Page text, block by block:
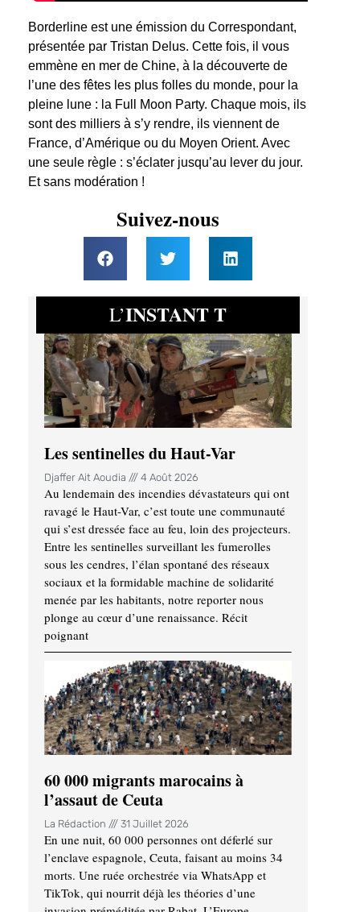
Borderline est une émission du Correspondant,
présentée par Tristan Delus. Cette fois, il vous
emmène en mer de Chine, à la découverte de
l’une des fêtes les plus folles du monde, pour la
pleine lune : la Full Moon Party. Chaque mois, ils
sont des milliers à s’y rendre, ils viennent de
France, d’Amérique ou du Moyen Orient. Avec
une seule règle : s’éclater jusqu’au lever du jour.
Et sans modération !
Suivez-nous
L’INSTANT T
Les sentinelles du Haut-Var
Djaffer Ait Aoudia 4 Août 2026
Au lendemain des incendies dévastateurs qui ont
ravagé le Haut-Var, c’est toute une communauté
qui s’est dressée face au feu, loin des projecteurs.
Entre les sentinelles surveillant les fumerolles
sous les cendres, l’élan spontané des réseaux
sociaux et la formidable machine de solidarité
menée par les habitants, notre reporter nous
plonge au cœur d’une renaissance. Récit
poignant
60 000 migrants marocains à
l’assaut de Ceuta
La Rédaction 31 Juillet 2026
En une nuit, 60 000 personnes ont déferlé sur
l’enclave espagnole, Ceuta, faisant au moins 34
morts. Une ruée orchestrée via WhatsApp et
TikTok, qui nourrit déjà les théories d’une